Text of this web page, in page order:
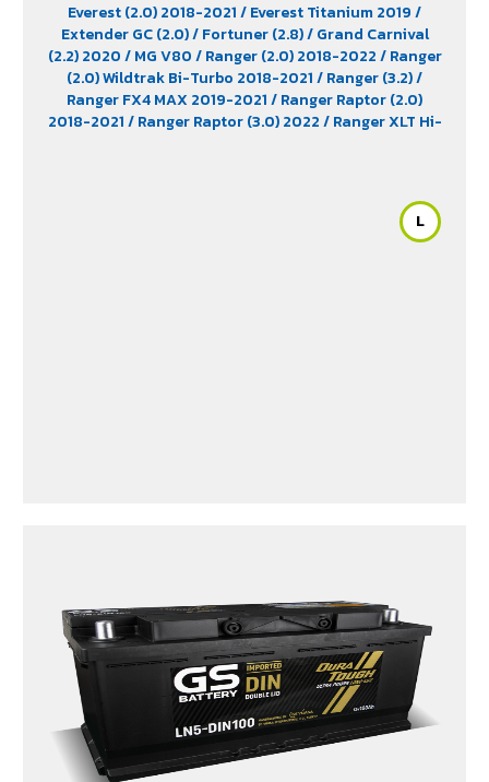
Everest (2.0) 2018-2021/ Everest Titanium 2019/
Extender GC (2.0)/ Fortuner (2.8)/ Grand Carnival
(2.2) 2020/ MG V80/ Ranger (2.0) 2018-2022/ Ranger
(2.0) Wildtrak Bi-Turbo 2018-2021/ Ranger (3.2)/
Ranger FX4 MAX 2019-2021/ Ranger Raptor (2.0)
2018-2021/ Ranger Raptor (3.0) 2022/ Ranger XLT Hi-
L